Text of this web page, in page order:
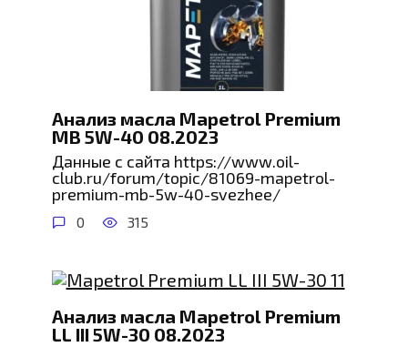
Анализ масла Mapetrol Premium
MB 5W-40 08.2023
Данные с сайта https://www.oil-
club.ru/forum/topic/81069-mapetrol-
premium-mb-5w-40-svezhee/
0 315
Анализ масла Mapetrol Premium
LL III 5W-30 08.2023